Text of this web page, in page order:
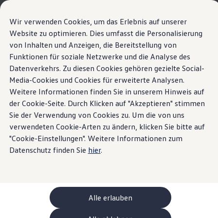
Wir verwenden Cookies, um das Erlebnis auf unserer
Website zu optimieren. Dies umfasst die Personalisierung
von Inhalten und Anzeigen, die Bereitstellung von
Funktionen für soziale Netzwerke und die Analyse des
Datenverkehrs. Zu diesen Cookies gehören gezielte Social-
Media-Cookies und Cookies für erweiterte Analysen.
Weitere Informationen finden Sie in unserem Hinweis auf
der Cookie-Seite. Durch Klicken auf "Akzeptieren" stimmen
Sie der Verwendung von Cookies zu. Um die von uns
verwendeten Cookie-Arten zu ändern, klicken Sie bitte auf
"Cookie-Einstellungen". Weitere Informationen zum
Datenschutz finden Sie hier.
Alle erlauben
Passa al
contenuto
principale
Vai a
piè di
pagina
La nuova ID. Polo
Highlight Dettagli ed equipaggiamenti
La sua configurazione
Modelli speciali UNITED
Consulenza e acquisto
Offerte attuali
Clienti aziendali e flotte
Veicoli in pronta consegna
Occasioni
Finanziamento
Calcolatore di leasing
Elettromobilità
Costi e finanziamenti
Ricarica e autonomia
Ricaricare a casa
Ricaricare fuori casa
Ricarica bidirezionale
Soluzione di energia rinnovabile: Helion
ChargeOn
Tecnologia e batteria
Come funziona il sistema di batterie dei
Home Modelli e configuratore Nuova ID. Polo
Cosa si nasconde nella
Dettagli ed
Esterni
Forme familiari.
Potenza inedita.